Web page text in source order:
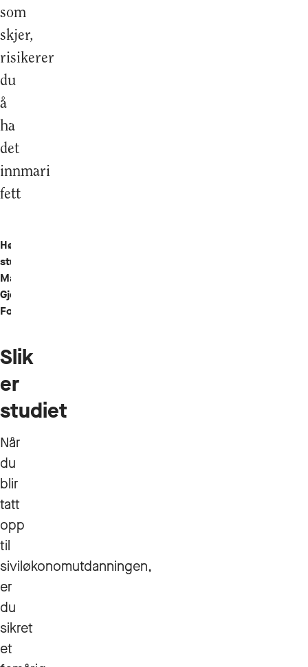
som
skjer,
risikerer
du
å
ha
det
innmari
fett
Hønefoss-
student
Maxim
Gjerdalen
Foray
Slik
er
studiet
Når
du
blir
tatt
opp
til
siviløkonomutdanningen,
er
du
sikret
et